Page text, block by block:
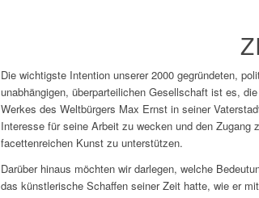
Die wichtigste Intention unserer 2000 gegründeten,
unabhängigen, überparteilichen Gesellschaft ist es,
Werkes des Weltbürgers Max Ernst in seiner
Interesse für seine Arbeit zu wecken und den Zugang
facettenreichen Kunst zu unterstützen.
Darüber hinaus möchten wir darlegen, welche
das künstlerische Schaffen seiner Zeit hatte, wie er